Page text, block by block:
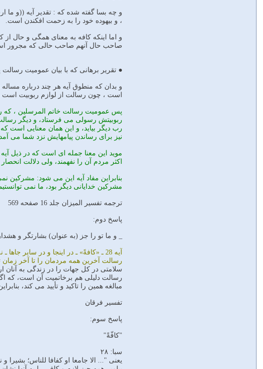
و چه بسا گفته شده كه : تقدير آيه ((و ما
، و بيهوده خود را به زحمت افكندن است.
و اما اينكه كافه به معناى همگى و حال
صاحب حال آنهم صاحب حالى كه مجرور
● تقرير برهانى كه با بيان عموميت
و بدان كه منطوق آيه هر چند درباره
است ، چون رسالت از لوازم ربوبيت
پس عموميت رسالت خاتم المرسلين ، كه
ربوبيتش رسولى مى فرستاد، و ديگر
رب ديگر بيايد، و اين همان معنايى است
نيز براى رساندن پيامهايش نزد شما مى
مويد اين معنا جمله اى است كه در ذيل
اكثر مردم آن را نفهمند، ولى دلالت
بنابراين مفاد آيه اين مى شود: مشركين
مشركين خدايانى ديگر بود، ما نمى
ترجمه تفسير الميزان جلد 16 صفحه 569
پاسخ دوم:
_ و ما تو را جز (به عنوان) بشارتگر و
آيه 28 ـ «كافةً» ـ در اينجا و در
رسالت آخرين همه مردمان را تا آخر زمان
رسالت دليلى هم برخاتميت آن است، كه اگر
مبالغه همين را تاكيد و تأييد مى كند،
تفسیر فرقان
پاسخ سوم:
"كافّةً"
سبا: ۲۸
یعنی "... الا جامعا او کفافا للناس؛ بشیرا و